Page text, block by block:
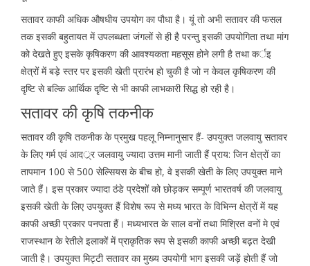
सतावर काफी अधिक औषधीय उपयोग का पौधा है। यूं तो अभी सतावर की फसल
तक इसकी बहुतायत में उपलब्धता जंगलों से ही है परन्तु इसकी उपयोगिता तथा मांग
को देखते हुए इसके कृषिकरण की आवश्यकता महसूस होने लगी है तथा कर्इ
क्षेत्रों में बड़े स्तर पर इसकी खेती प्रारंभ हो चुकी है जो न केवल कृषिकरण की
दृष्टि से बल्कि आर्थिक दृष्टि से भी काफी लाभकारी सिद्ध हो रही है।
सतावर की कृषि तकनीक
सतावर की कृषि तकनीक के प्रमुख पहलू निम्नानुसार हैं- उपयुक्त जलवायु सतावर
के लिए गर्म एवं आदर््र जलवायु ज्यादा उत्तम मानी जाती हैं प्राय: जिन क्षेत्रों का
तापमान 100 से 500 सेल्सियस के बीच हो, वे इसकी खेती के लिए उपयुक्त माने
जाते हैं। इस प्रकार ज्यादा ठंडे प्रदेशों को छोड़कर सम्पूर्ण भारतवर्ष की जलवायु
इसकी खेती के लिए उपयुक्त हैं विशेष रूप से मध्य भारत के विभिन्न क्षेत्रों में यह
काफी अच्छी प्रकार पनपता हैं। मध्यभारत के साल वनों तथा मिश्रित वनों मे एवं
राजस्थान के रेतीले इलाकों में प्राकृतिक रूप से इसकी काफी अच्छी बढ़त देखी
जाती है। उपयुक्त मिट्टी सतावर का मुख्य उपयोगी भाग इसकी जड़ें होती हैं जो